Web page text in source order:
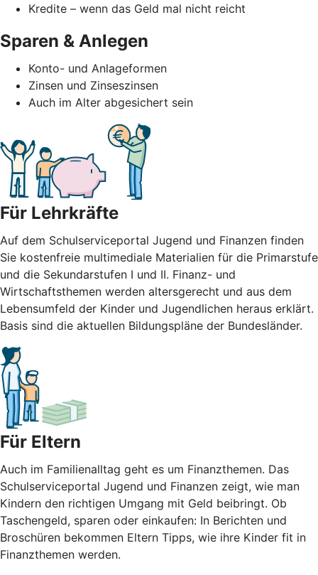
Kredite – wenn das Geld mal nicht reicht
Sparen & Anlegen
Konto- und Anlageformen
Zinsen und Zinseszinsen
Auch im Alter abgesichert sein
Für Lehrkräfte
Auf dem Schulserviceportal Jugend und Finanzen finden
Sie kostenfreie multimediale Materialien für die Primarstufe
und die Sekundarstufen I und II. Finanz- und
Wirtschaftsthemen werden altersgerecht und aus dem
Lebensumfeld der Kinder und Jugendlichen heraus erklärt.
Basis sind die aktuellen Bildungspläne der Bundesländer.
Für Eltern
Auch im Familienalltag geht es um Finanzthemen. Das
Schulserviceportal Jugend und Finanzen zeigt, wie man
Kindern den richtigen Umgang mit Geld beibringt. Ob
Taschengeld, sparen oder einkaufen: In Berichten und
Broschüren bekommen Eltern Tipps, wie ihre Kinder fit in
Finanzthemen werden.